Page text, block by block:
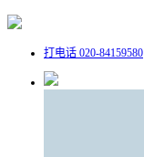
打电话 020-84159580